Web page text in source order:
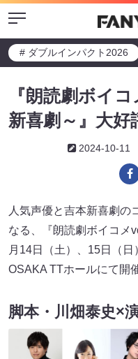
Menu
# ダブルインパクト2026
『朗読劇ボイ
新喜劇～』大好
2024-10-11
人気声優と吉本新喜劇の
なる、『朗読劇ボイコメ
月14日（土）、15日（
OSAKA TTホールにて開
脚本・川畑泰史×